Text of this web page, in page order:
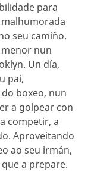
para
seu camiño.
menor nun
Un día,
pai,
boxeo, nun
a golpear con
competir, a
Aproveitando
ao seu irmán,
a prepare.